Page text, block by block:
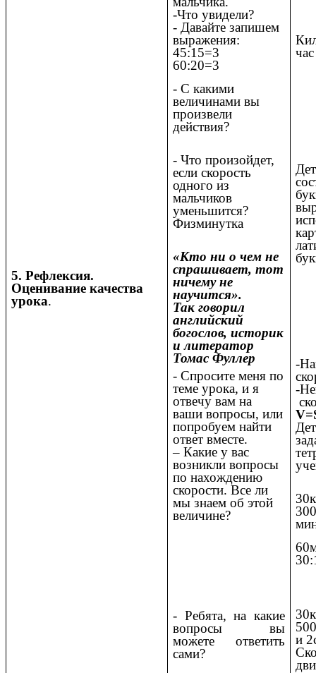
5. Рефлексия.
Оценивание качества
урока.
-Что увидели?
- Давайте запишем
выражения:
45:15=3
60:20=3
- С какими
величинами вы
произвели
действия?
- Что произойдет,
если скорость
одного из
мальчиков
уменьшится?
Физминутка
«Кто ни о чем не
спрашивает, тот
ничему не
научится».
Так говорил
английский
богослов, историк
и литератор
Томас Фуллер
- Спросите меня по
теме урока, и я
отвечу вам на
ваши вопросы, или
попробуем найти
ответ вместе.
– Какие у вас
возникли вопросы
по нахождению
скорости. Все ли
мы знаем об этой
величине?
- Ребята, на какие
вопросы вы
можете ответить
сами?
час
-
-
и